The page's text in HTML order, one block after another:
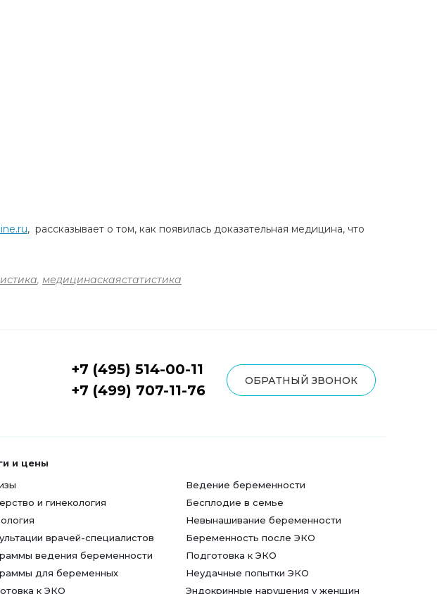
, рассказывает о том, как появилась доказательная медицина, что
, медицинаскаястатистика
+7 (495) 514-00-11
+7 (499) 707-11-76
ОБРАТНЫЙ ЗВОНОК
и цены
и гинекология
врачей-специалистов
ведения беременности
для беременных
к ЭКО
Ведение беременности
Бесплодие в семье
Невынашивание беременности
Беременность после ЭКО
Подготовка к ЭКО
Неудачные попытки ЭКО
Эндокринные нарушения у женщин